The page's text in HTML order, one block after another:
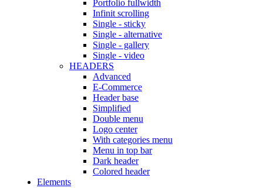
Portfolio fullwidth
Infinit scrolling
Single - sticky
Single - alternative
Single - gallery
Single - video
HEADERS
Advanced
E-Commerce
Header base
Simplified
Double menu
Logo center
With categories menu
Menu in top bar
Dark header
Colored header
Elements